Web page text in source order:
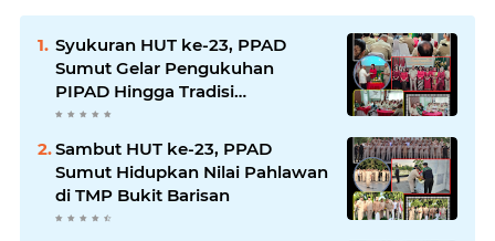
Syukuran HUT ke-23, PPAD
Sumut Gelar Pengukuhan
PIPAD Hingga Tradisi
Kekeluargaan
Sambut HUT ke-23, PPAD
Sumut Hidupkan Nilai Pahlawan
di TMP Bukit Barisan